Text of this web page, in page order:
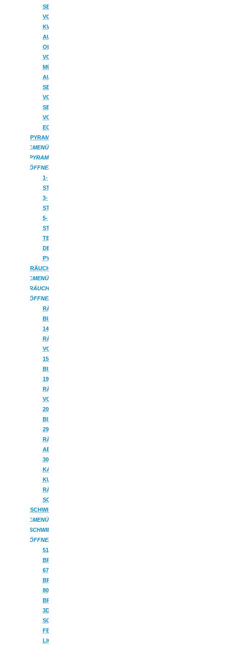
SEIFFEN
VON
KWO
AUS
OLBERNHAU
VON
MÜLLER
AUS
SEIFFEN
VON
SEIFFENER
VOLKSKUNST
EG
PYRAMIDEN
MENÜ
PYRAMIDEN
ÖFFNEN
1-
STÖCKIG
3-
STUFIG
5-
STUFIG
TEELICHTPYRAMIDEN
DECKENPYRAMIDEN
PYRAMIDENHÄUSER
RÄUCHERFIGUREN
MENÜ
RÄUCHERFIGUREN
ÖFFNEN
RÄUCHERMÄNNCHEN
BIS
14CM
RÄUCHERMÄNNER
VON
15
BIS
19CM
RÄUCHERMÄNNER
VON
20
BIS
29CM
RÄUCHERMÄNNER
AB
30CM
KANTENHOCKER
KUGELRÄUCHERFIGUREN
RÄUCHERHÄUSCHEN
SONSTIGES
SCHWIBBOGEN
MENÜ
SCHWIBBOGEN
ÖFFNEN
51CM
BREITE
67CM
BREITE
80CM
BREITE
3D-
SCHWIBBOGEN
FENSTERBILDER
LICHTERSPITZEN